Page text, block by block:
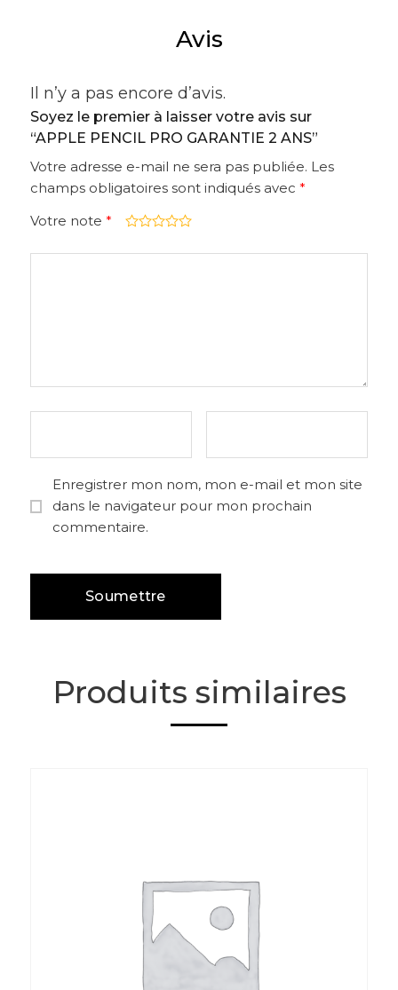
Avis
Il n’y a pas encore d’avis.
Soyez le premier à laisser votre avis sur
“APPLE PENCIL PRO GARANTIE 2 ANS”
Votre adresse e-mail ne sera pas publiée. Les
champs obligatoires sont indiqués avec *
Votre note *
Enregistrer mon nom, mon e-mail et mon site
dans le navigateur pour mon prochain
commentaire.
Produits similaires